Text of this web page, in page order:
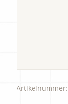
Artikelnummer: